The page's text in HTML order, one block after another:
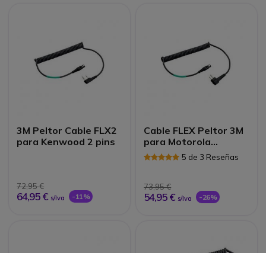
3M Peltor Cable FLX2
para Kenwood 2 pins
72,95 €
64,95 € s/Iva -11%
Cable FLEX Peltor 3M
para Motorola
conexión 2 pins
5 de 3 Reseñas
73,95 €
54,95 € s/Iva -26%